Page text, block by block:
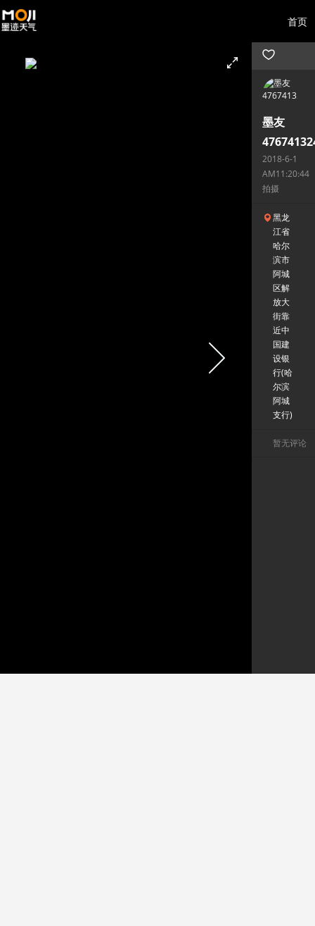
首页
墨友
2018-6-1
AM11:20:44
拍摄
黑龙
江省
哈尔
滨市
阿城
区解
放大
街靠
近中
国建
设银
行(哈
尔滨
阿城
支行)
暂无评论